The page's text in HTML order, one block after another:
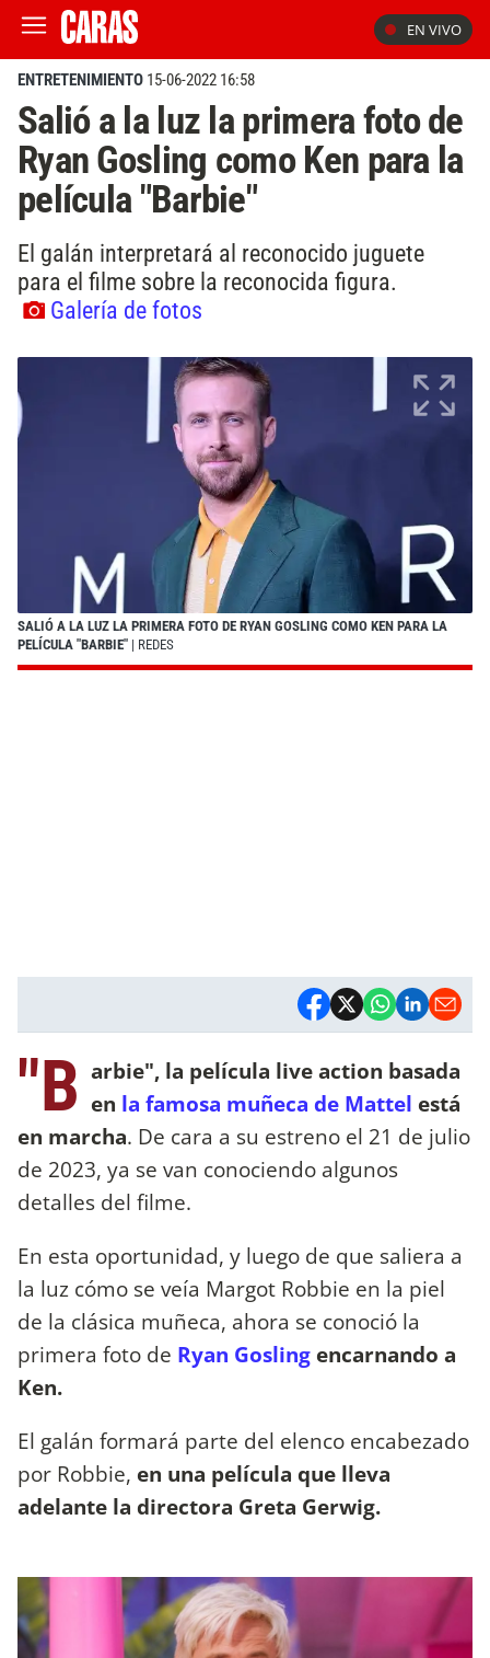
EN VIVO
ENTRETENIMIENTO 15-06-2022 16:58
Salió a la luz la primera foto de
Ryan Gosling como Ken para la
película "Barbie"
El galán interpretará al reconocido juguete
para el filme sobre la reconocida figura.
Galería de fotos
SALIÓ A LA LUZ LA PRIMERA FOTO DE RYAN GOSLING COMO KEN PARA LA
PELÍCULA "BARBIE" | REDES
"B arbie", la película live action basada
en la famosa muñeca de Mattel está
en marcha. De cara a su estreno el 21 de julio
de 2023, ya se van conociendo algunos
detalles del filme.
En esta oportunidad, y luego de que saliera a
la luz cómo se veía Margot Robbie en la piel
de la clásica muñeca, ahora se conoció la
primera foto de Ryan Gosling encarnando a
Ken.
El galán formará parte del elenco encabezado
por Robbie, en una película que lleva
adelante la directora Greta Gerwig.